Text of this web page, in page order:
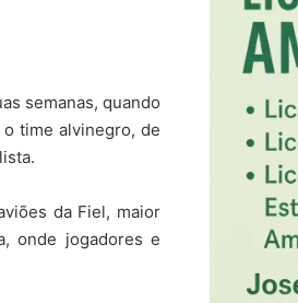
semanas, quando
time alvinegro, de
da Fiel, maior
onde jogadores e